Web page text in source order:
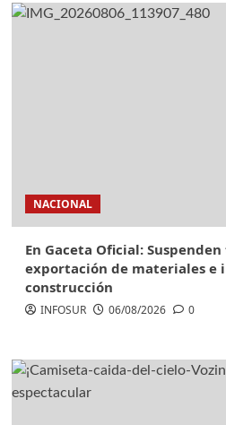
NACIONAL
En Gaceta Oficial:
exportación de materiales e
construcción
INFOSUR 06/08/2026 0